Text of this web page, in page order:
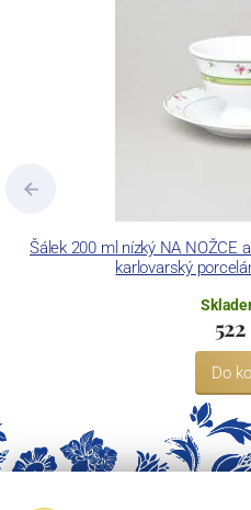
Concordia Lesov používá
Šálek 200 ml nízký NA NOŽCE
karlovarský
Do